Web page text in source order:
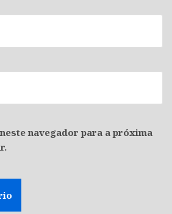
navegador para a próxima